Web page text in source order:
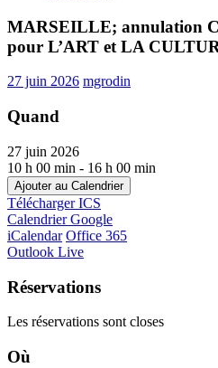
MARSEILLE; annulation
pour L’ART et LA
27 juin 2026 mgrodin
Quand
27 juin 2026
10 h 00 min - 16 h 00 min
Ajouter au Calendrier
Télécharger ICS
Calendrier Google
iCalendar Office 365
Outlook Live
Réservations
Les réservations sont closes
Où